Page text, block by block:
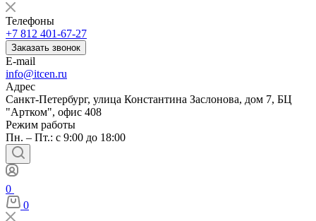
Телефоны
+7 812 401-67-27
Заказать звонок
E-mail
info@itcen.ru
Адрес
Санкт-Петербург, улица Константина Заслонова, дом 7, БЦ
"Артком", офис 408
Режим работы
Пн. – Пт.: с 9:00 до 18:00
0
0